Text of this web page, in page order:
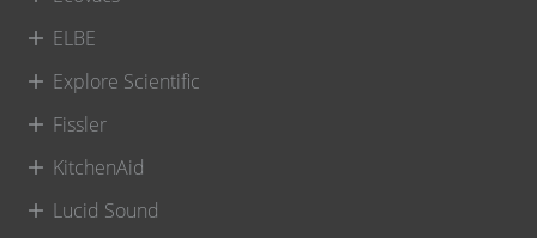
ELBE
Explore Scientific
Fissler
KitchenAid
Lucid Sound